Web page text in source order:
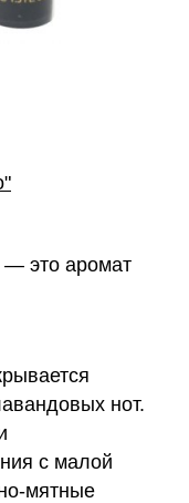
— это аромат
нот.
с малой
мятные